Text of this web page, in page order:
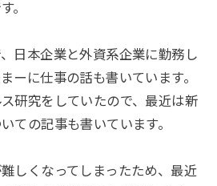
。
日本企業と外資系企業に勤務し
ーに仕事の話も書いています。
研究をしていたので、最近は新
ての記事も書いています。
しくなってしまったため、最近